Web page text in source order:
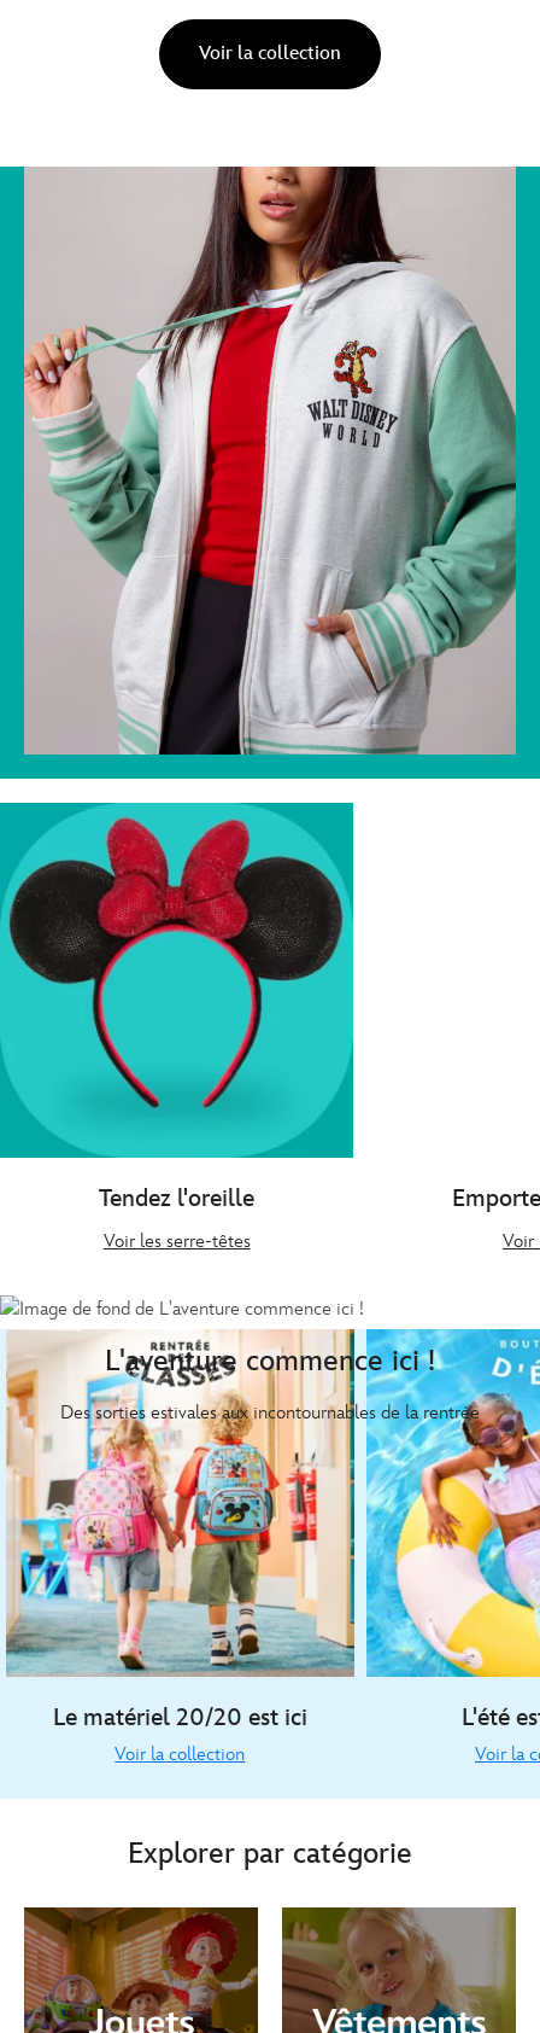
Voir la collection
Tendez l'oreille
Voir les serre-têtes Voir
L'aventure commence ici !
Des sorties estivales aux incontournables de la rentrée
Le matériel 20/20 est ici
Voir la collection
L'été
Voir la
Explorer par catégorie